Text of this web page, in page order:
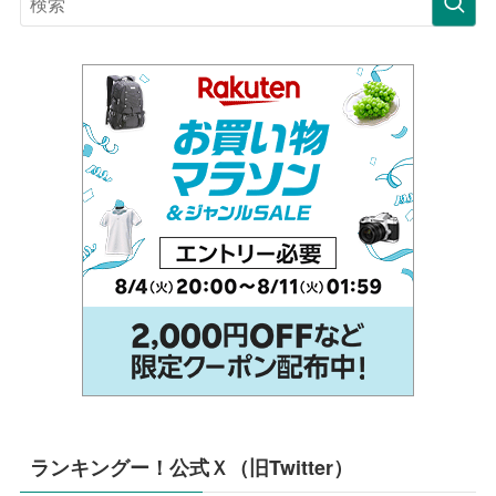
ランキングー！公式Ｘ（旧Twitter）